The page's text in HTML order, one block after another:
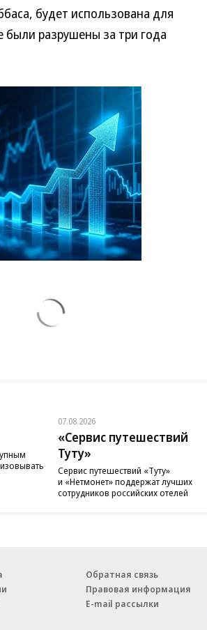
будет использована для
были разрушены за три года
07.08.2026
«Сервис путешествий
Туту»
Сервис путешествий «Туту»
и «Нетмонет» поддержат лучших
сотрудников российских отелей
Обратная связь
Правовая информация
E-mail рассылки